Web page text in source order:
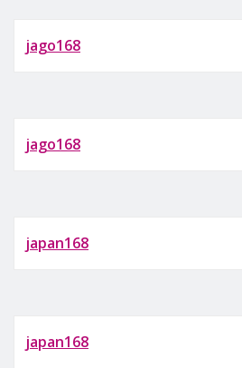
jago168
jago168
japan168
japan168